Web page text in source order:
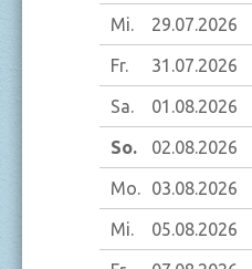
Mi. 29.07.2026
Fr. 31.07.2026
Sa. 01.08.2026
So. 02.08.2026
Mo. 03.08.2026
Mi. 05.08.2026